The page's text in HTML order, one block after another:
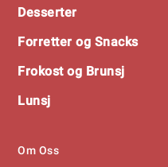
Desserter
Forretter og Snacks
Frokost og Brunsj
Lunsj
Om Oss